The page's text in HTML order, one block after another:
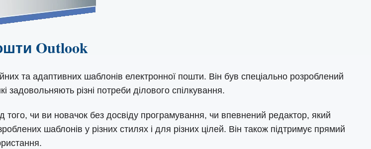
Outlook
та адаптивних шаблонів електронної пошти. Він був спеціально розроблений
задовольняють різні потреби ділового спілкування.
чи ви новачок без досвіду програмування, чи впевнений редактор, який
шаблонів у різних стилях і для різних цілей. Він також підтримує прямий